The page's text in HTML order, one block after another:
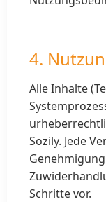
4.
Alle Inhalte
Sozily. Jede
Schritte vor.